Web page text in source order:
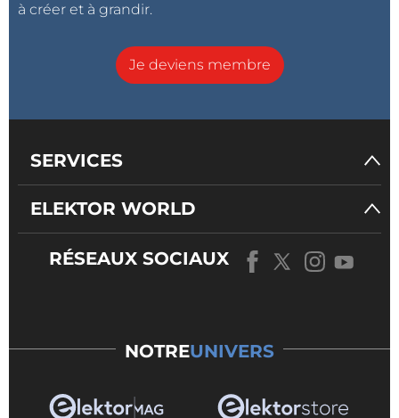
à créer et à grandir.
Je deviens membre
SERVICES
ELEKTOR WORLD
RÉSEAUX SOCIAUX
NOTREUNIVERS